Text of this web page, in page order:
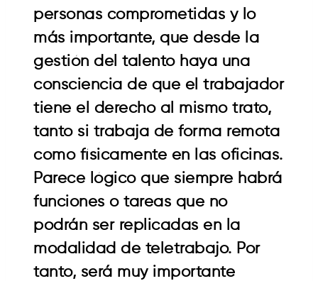
personas comprometidas y lo
más importante, que desde la
gestión del talento haya una
consciencia de que el trabajador
tiene el derecho al mismo trato,
tanto si trabaja de forma remota
como físicamente en las oficinas.
Parece lógico que siempre habrá
funciones o tareas que no
podrán ser replicadas en la
modalidad de teletrabajo. Por
tanto, será muy importante